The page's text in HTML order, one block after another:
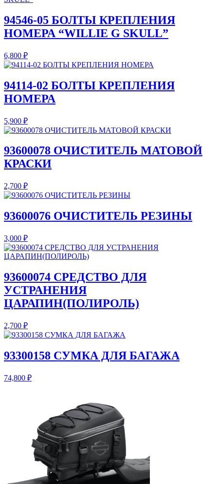
94546-05 БОЛТЫ КРЕПЛЕНИЯ
НОМЕРА “WILLIE G SKULL”
6,800 ₽
94114-02 БОЛТЫ КРЕПЛЕНИЯ
НОМЕРА
5,900 ₽
93600078 ОЧИСТИТЕЛЬ МАТОВОЙ
КРАСКИ
2,700 ₽
93600076 ОЧИСТИТЕЛЬ РЕЗИНЫ
3,000 ₽
93600074 СРЕДСТВО ДЛЯ
УСТРАНЕНИЯ
ЦАРАПИН(ПОЛИРОЛЬ)
2,700 ₽
93300158 СУМКА ДЛЯ БАГАЖА
74,800 ₽